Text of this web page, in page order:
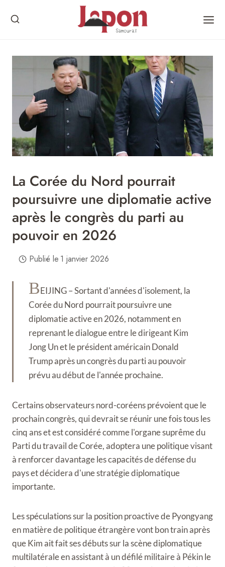
La Corée du Nord pourrait
poursuivre une diplomatie active
après le congrès du parti au
pouvoir en 2026
Publié le 1 janvier 2026
BEIJING – Sortant d'années d'isolement, la
Corée du Nord pourrait poursuivre une
diplomatie active en 2026, notamment en
reprenant le dialogue entre le dirigeant Kim
Jong Un et le président américain Donald
Trump après un congrès du parti au pouvoir
prévu au début de l'année prochaine.
Certains observateurs nord-coréens prévoient que le
prochain congrès, qui devrait se réunir une fois tous les
cinq ans et est considéré comme l'organe suprême du
Parti du travail de Corée, adoptera une politique visant
à renforcer davantage les capacités de défense du
pays et décidera d'une stratégie diplomatique
importante.
Les spéculations sur la position proactive de Pyongyang
en matière de politique étrangère vont bon train après
que Kim ait fait ses débuts sur la scène diplomatique
multilatérale en assistant à un défilé militaire à Pékin le